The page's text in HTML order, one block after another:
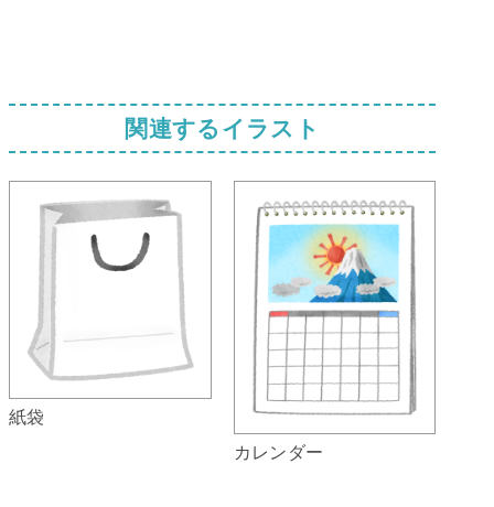
関連するイラスト
紙袋
カレンダー